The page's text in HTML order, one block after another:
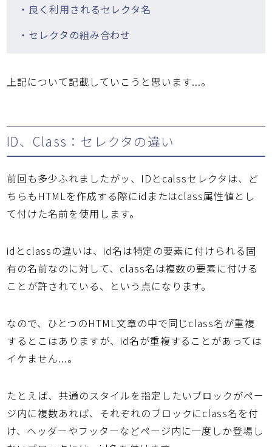
・良く利用されるセレクタ名
・セレクタの組み合わせ
上記について記載していこうと思います...。
ID、Class：セレクタの違い
前回も多少ふれましたがッ、IDとcalssセレクタは、ど
ちらもHTMLを作成する際にidまたはclass属性値とし
て付けた名前を使用します。
idとclassの違いは、id名は特定の要素に付けられる固
有の名前なのに対して、class名は複数の要素に付ける
ことが許されている、という点になります。
なので、ひとつのHTML文章の中で同じclass名が重複
するとこはありますが、id名が重複することがあっては
イケません...。
たとえば、共通のスタイルを指定したいブロックがペー
ジ内に複数あれば、それぞれのブロックにclass名を付
け、ヘッダーやフッターなどページ内に一度しか登場し